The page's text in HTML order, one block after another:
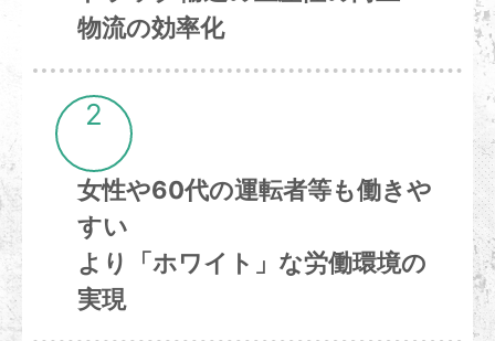
物流の効率化
2
女性や60代の運転者等も働きや
すい
より「ホワイト」な労働環境の
実現